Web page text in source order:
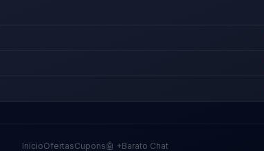
InícioOfertasCupons🤖 +Barato Chat